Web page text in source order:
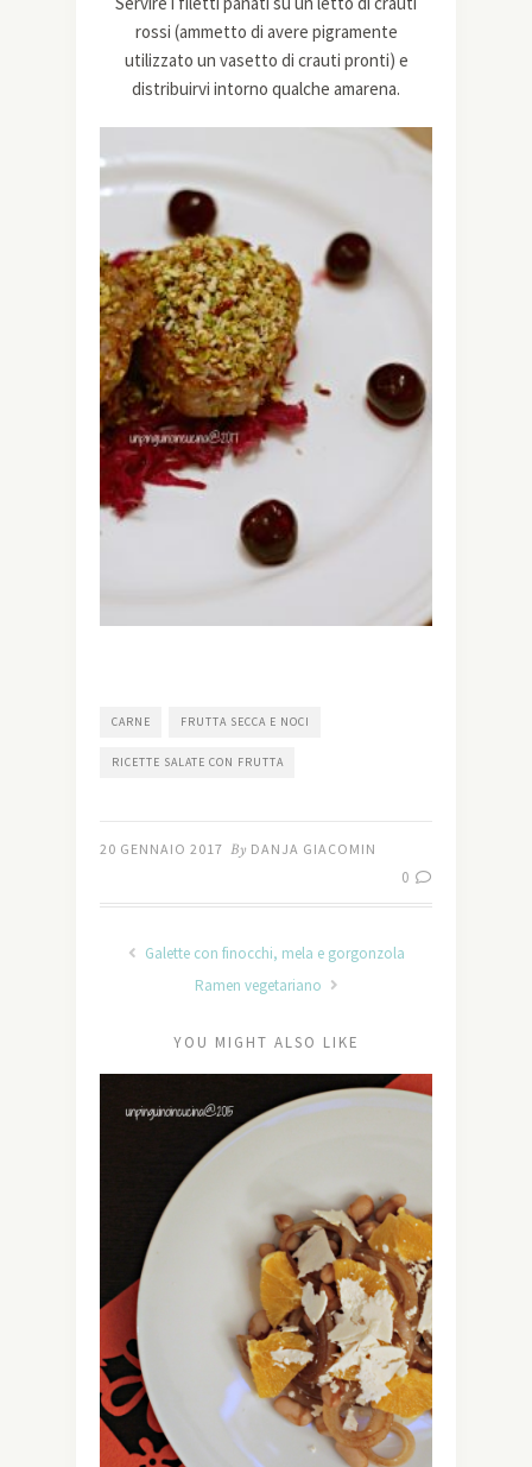
rossi (ammetto di avere pigramente
utilizzato un vasetto di crauti pronti) e
distribuirvi intorno qualche amarena.
CARNE FRUTTA SECCA E NOCI
RICETTE SALATE CON FRUTTA
20 GENNAIO 2017 By DANJA GIACOMIN
0
Galette con finocchi, mela e gorgonzola
Ramen vegetariano
YOU MIGHT ALSO LIKE